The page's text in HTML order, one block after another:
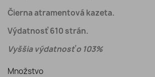
Čierna atramentová kazeta.
Výdatnosť 610 strán.
Vyššia výdatnosť o 103%
Množstvo